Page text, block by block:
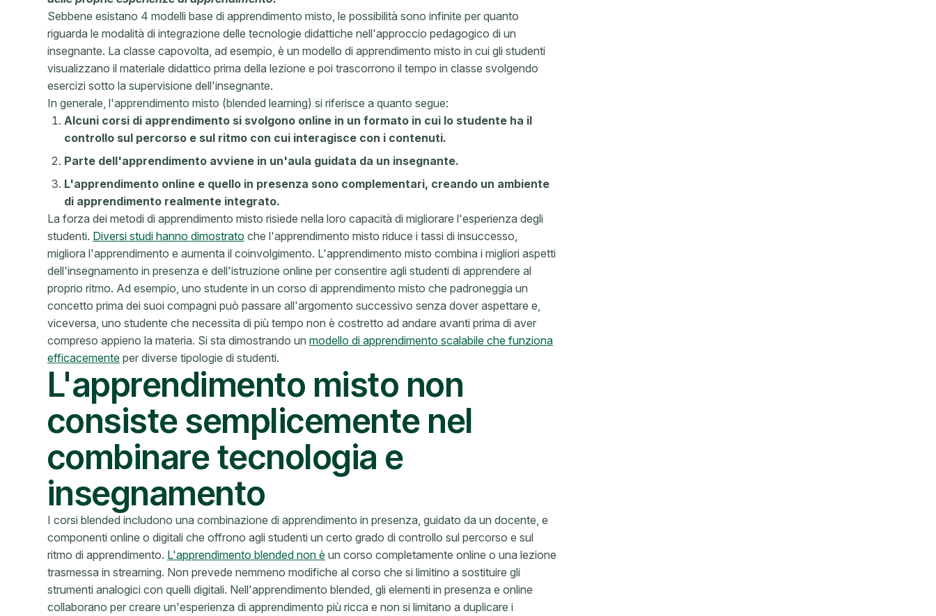
Sebbene esistano 4 modelli base di apprendimento misto, le possibilità sono infinite per quanto
riguarda le modalità di integrazione delle tecnologie didattiche nell'approccio pedagogico di un
insegnante. La classe capovolta, ad esempio, è un modello di apprendimento misto in cui gli studenti
visualizzano il materiale didattico prima della lezione e poi trascorrono il tempo in classe svolgendo
esercizi sotto la supervisione dell'insegnante.
In generale, l'apprendimento misto (blended learning) si riferisce a quanto segue:
Alcuni corsi di apprendimento si svolgono online in un formato in cui lo studente ha il
controllo sul percorso e sul ritmo con cui interagisce con i contenuti.
Parte dell'apprendimento avviene in un'aula guidata da un insegnante.
L'apprendimento online e quello in presenza sono complementari, creando un ambiente
di apprendimento realmente integrato.
La forza dei metodi di apprendimento misto risiede nella loro capacità di migliorare l'esperienza degli
studenti. Diversi studi hanno dimostrato che l'apprendimento misto riduce i tassi di insuccesso,
migliora l'apprendimento e aumenta il coinvolgimento. L'apprendimento misto combina i migliori aspetti
dell'insegnamento in presenza e dell'istruzione online per consentire agli studenti di apprendere al
proprio ritmo. Ad esempio, uno studente in un corso di apprendimento misto che padroneggia un
concetto prima dei suoi compagni può passare all'argomento successivo senza dover aspettare e,
viceversa, uno studente che necessita di più tempo non è costretto ad andare avanti prima di aver
compreso appieno la materia. Si sta dimostrando un modello di apprendimento scalabile che funziona
efficacemente per diverse tipologie di studenti.
L'apprendimento misto non
consiste semplicemente nel
combinare tecnologia e
insegnamento
I corsi blended includono una combinazione di apprendimento in presenza, guidato da un docente, e
componenti online o digitali che offrono agli studenti un certo grado di controllo sul percorso e sul
ritmo di apprendimento. L'apprendimento blended non è un corso completamente online o una lezione
trasmessa in streaming. Non prevede nemmeno modifiche al corso che si limitino a sostituire gli
strumenti analogici con quelli digitali. Nell'apprendimento blended, gli elementi in presenza e online
collaborano per creare un'esperienza di apprendimento più ricca e non si limitano a duplicare i